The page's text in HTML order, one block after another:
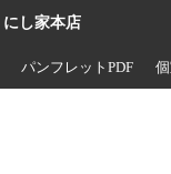
にし家本店
パンフレットPDF